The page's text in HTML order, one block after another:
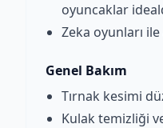
oyuncaklar
Zeka oyunları
Genel Bakım
Tırnak kesimi
Kulak temizliği